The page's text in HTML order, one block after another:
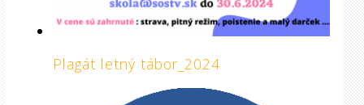
Plagát letný tábor_2024